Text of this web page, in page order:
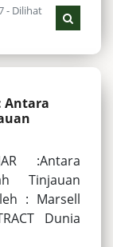
- Dilihat
Antara
:Antara
Tinjauan
: Marsell
Dunia